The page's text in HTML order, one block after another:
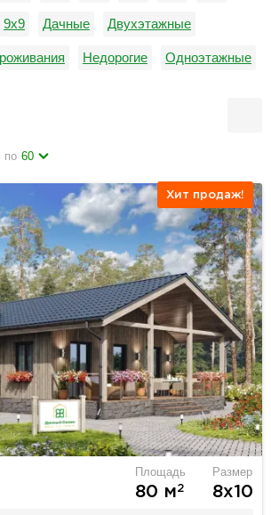
9х9 Дачные Двухэтажные
Недорогие Одноэтажные
по 60
Хит продаж!
Площадь
80 м2
Размер
8х10